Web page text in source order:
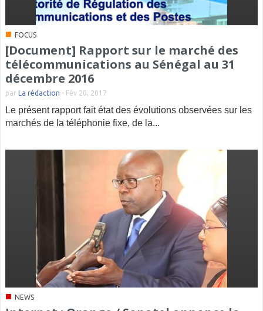
■ FOCUS
[Document] Rapport sur le marché des
télécommunications au Sénégal au 31
décembre 2016
par La rédaction - Fév 20, 2017
Le présent rapport fait état des évolutions observées sur les
marchés de la téléphonie fixe, de la...
■ NEWS